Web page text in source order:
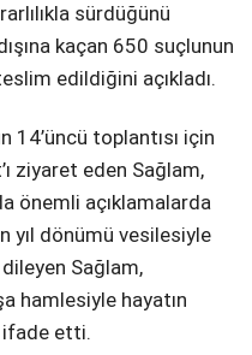
Facebook
Instagram
Youtube
sürdüğünü
kaçan 650 suçlunun
edildiğini açıkladı.
14’üncü toplantısı için
ziyaret eden Sağlam,
önemli açıklamalarda
yıl dönümü vesilesiyle
Sağlam,
hamlesiyle hayatın
ifade etti.